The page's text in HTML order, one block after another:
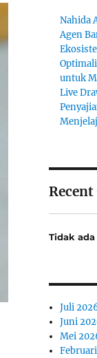
Nahida
Agen
untuk
Live
Tidak
Juli
Juni
Mei